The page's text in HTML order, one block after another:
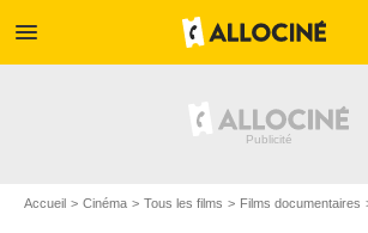
menu
Accueil Cinéma Tous les films Films documentaires